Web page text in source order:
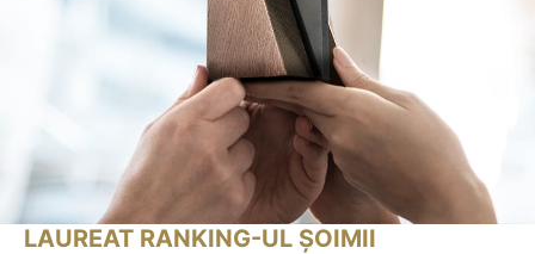
LAUREAT RANKING-UL ȘOIMII